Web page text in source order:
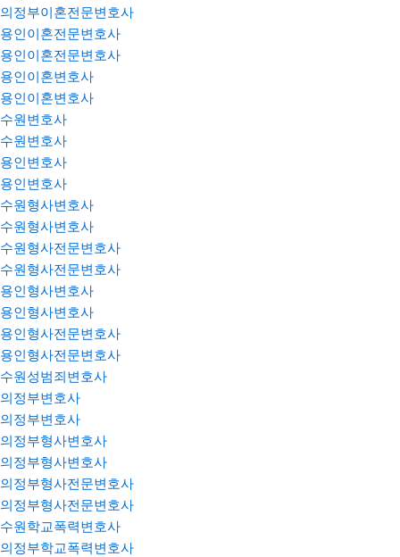
의정부이혼전문변호사
용인이혼전문변호사
용인이혼전문변호사
용인이혼변호사
용인이혼변호사
수원변호사
수원변호사
용인변호사
용인변호사
수원형사변호사
수원형사변호사
수원형사전문변호사
수원형사전문변호사
용인형사변호사
용인형사변호사
용인형사전문변호사
용인형사전문변호사
수원성범죄변호사
의정부변호사
의정부변호사
의정부형사변호사
의정부형사변호사
의정부형사전문변호사
의정부형사전문변호사
수원학교폭력변호사
의정부학교폭력변호사